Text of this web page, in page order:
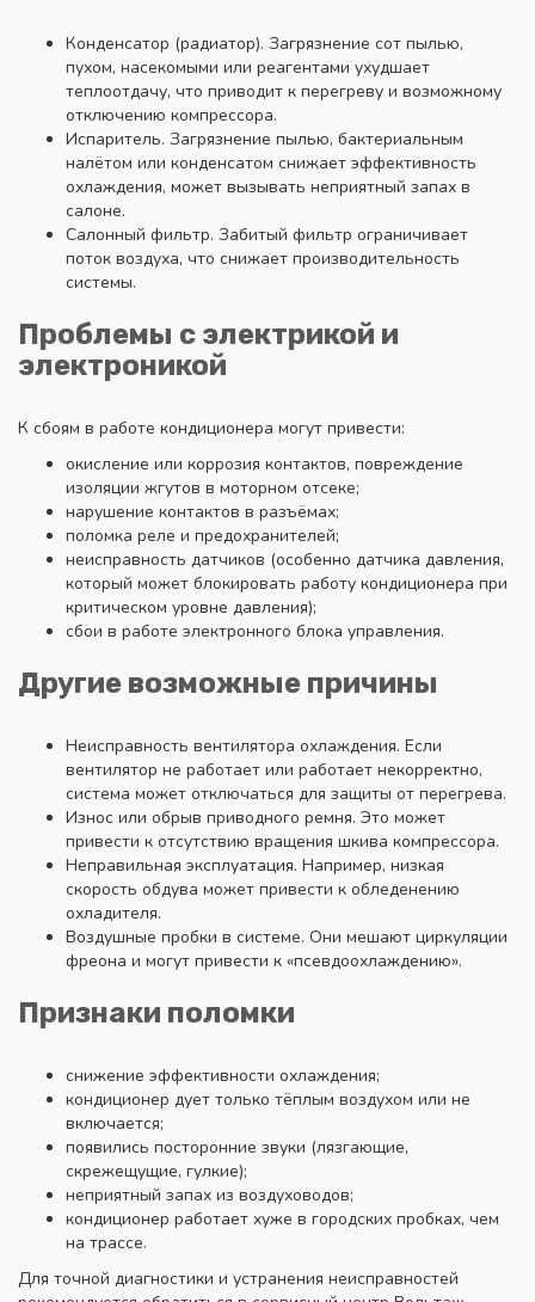
Конденсатор (радиатор). Загрязнение сот пылью,
пухом, насекомыми или реагентами ухудшает
теплоотдачу, что приводит к перегреву и возможному
отключению компрессора.
Испаритель. Загрязнение пылью, бактериальным
налётом или конденсатом снижает эффективность
охлаждения, может вызывать неприятный запах в
салоне.
Салонный фильтр. Забитый фильтр ограничивает
поток воздуха, что снижает производительность
системы.
Проблемы с электрикой и
электроникой
К сбоям в работе кондиционера могут привести:
окисление или коррозия контактов, повреждение
изоляции жгутов в моторном отсеке;
нарушение контактов в разъёмах;
поломка реле и предохранителей;
неисправность датчиков (особенно датчика давления,
который может блокировать работу кондиционера при
критическом уровне давления);
сбои в работе электронного блока управления.
Другие возможные причины
Неисправность вентилятора охлаждения. Если
вентилятор не работает или работает некорректно,
система может отключаться для защиты от перегрева.
Износ или обрыв приводного ремня. Это может
привести к отсутствию вращения шкива компрессора.
Неправильная эксплуатация. Например, низкая
скорость обдува может привести к обледенению
охладителя.
Воздушные пробки в системе. Они мешают циркуляции
фреона и могут привести к «псевдоохлаждению».
Признаки поломки
снижение эффективности охлаждения;
кондиционер дует только тёплым воздухом или не
включается;
появились посторонние звуки (лязгающие,
скрежещущие, гулкие);
неприятный запах из воздуховодов;
кондиционер работает хуже в городских пробках, чем
на трассе.
Для точной диагностики и устранения неисправностей